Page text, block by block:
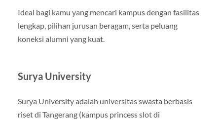
Ideal bagi kamu yang mencari kampus dengan fasilitas
lengkap, pilihan jurusan beragam, serta peluang
koneksi alumni yang kuat.
Surya University
Surya University adalah universitas swasta berbasis
riset di Tangerang (kampus princess slot di